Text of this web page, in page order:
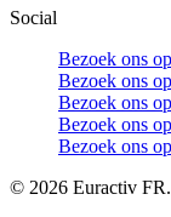
Social
Bezoek ons
Bezoek ons
Bezoek ons
Bezoek ons
Bezoek ons
© 2026 Euractiv